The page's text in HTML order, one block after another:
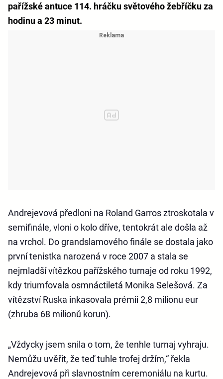
pařížské antuce 114. hráčku světového žebříčku za
hodinu a 23 minut.
Andrejevová předloni na Roland Garros ztroskotala v
semifinále, vloni o kolo dříve, tentokrát ale došla až
na vrchol. Do grandslamového finále se dostala jako
první tenistka narozená v roce 2007 a stala se
nejmladší vítězkou pařížského turnaje od roku 1992,
kdy triumfovala osmnáctiletá Monika Selešová. Za
vítězství Ruska inkasovala prémii 2,8 milionu eur
(zhruba 68 milionů korun).
„Vždycky jsem snila o tom, že tenhle turnaj vyhraju.
Nemůžu uvěřit, že teď tuhle trofej držím,“ řekla
Andrejevová při slavnostním ceremoniálu na kurtu.